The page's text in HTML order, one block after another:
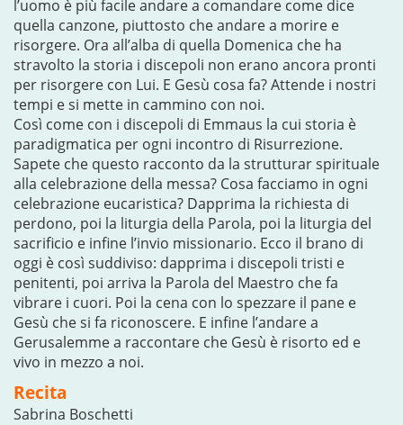
l’uomo è più facile andare a comandare come dice
quella canzone, piuttosto che andare a morire e
risorgere. Ora all’alba di quella Domenica che ha
stravolto la storia i discepoli non erano ancora pronti
per risorgere con Lui. E Gesù cosa fa? Attende i nostri
tempi e si mette in cammino con noi.
Così come con i discepoli di Emmaus la cui storia è
paradigmatica per ogni incontro di Risurrezione.
Sapete che questo racconto da la strutturar spirituale
alla celebrazione della messa? Cosa facciamo in ogni
celebrazione eucaristica? Dapprima la richiesta di
perdono, poi la liturgia della Parola, poi la liturgia del
sacrificio e infine l’invio missionario. Ecco il brano di
oggi è così suddiviso: dapprima i discepoli tristi e
penitenti, poi arriva la Parola del Maestro che fa
vibrare i cuori. Poi la cena con lo spezzare il pane e
Gesù che si fa riconoscere. E infine l’andare a
Gerusalemme a raccontare che Gesù è risorto ed e
vivo in mezzo a noi.
Recita
Sabrina Boschetti